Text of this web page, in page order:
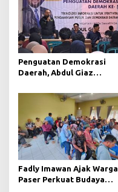
Penguatan Demokrasi
Daerah, Abdul Giaz
Teknologi Informasi
Fadly Imawan Ajak Warga
Paser Perkuat Budaya